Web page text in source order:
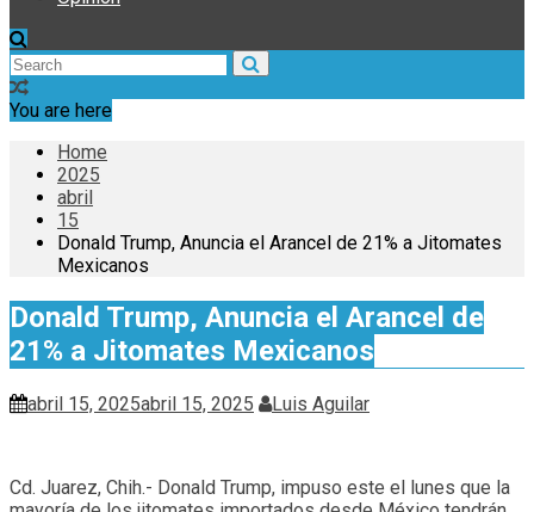
You are here
Home
2025
abril
15
Donald Trump, Anuncia el Arancel de 21% a Jitomates
Mexicanos
Donald Trump, Anuncia el Arancel de
21% a Jitomates Mexicanos
abril 15, 2025abril 15, 2025 Luis Aguilar
Cd. Juarez, Chih.- Donald Trump, impuso este el lunes que la